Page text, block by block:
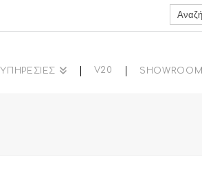
Search
for:
ΥΠΗΡΕΣΙΕΣ V20 SHOWROOM